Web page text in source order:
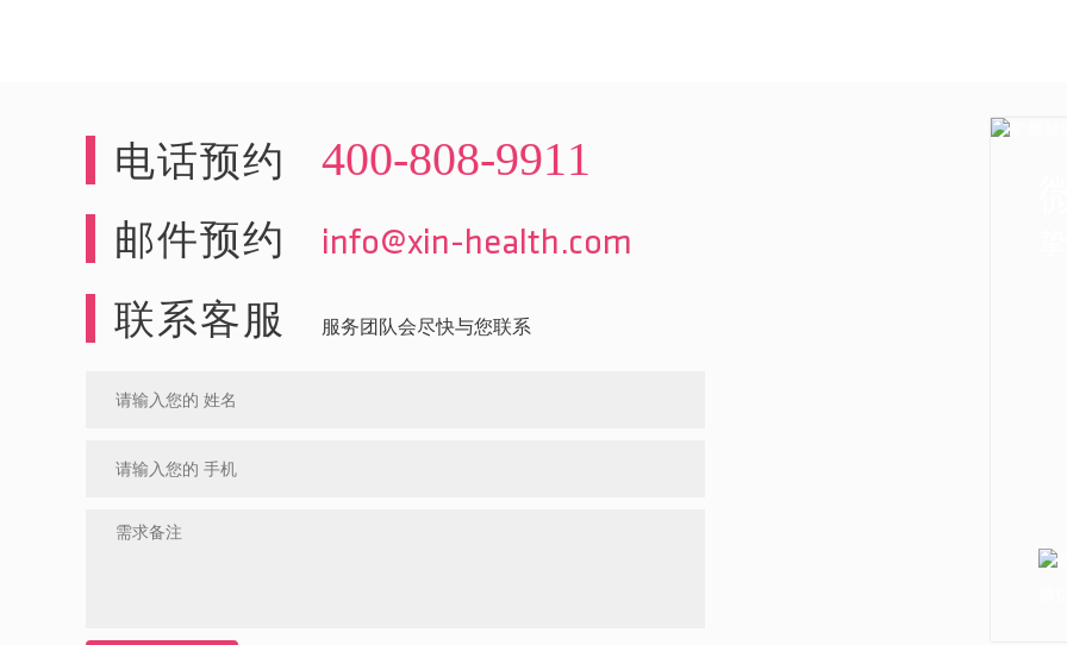
电话预约 400-808-9911
邮件预约 info@xin-health.com
联系客服 服务团队会尽快与您联系